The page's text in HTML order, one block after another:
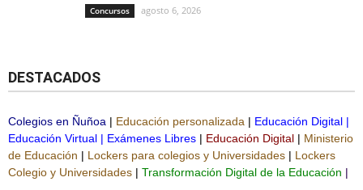
Concursos agosto 6, 2026
DESTACADOS
Colegios en Ñuñoa | Educación personalizada | Educación Digital |
Educación Virtual | Exámenes Libres | Educación Digital | Ministerio
de Educación | Lockers para colegios y Universidades | Lockers
Colegio y Universidades | Transformación Digital de la Educación |